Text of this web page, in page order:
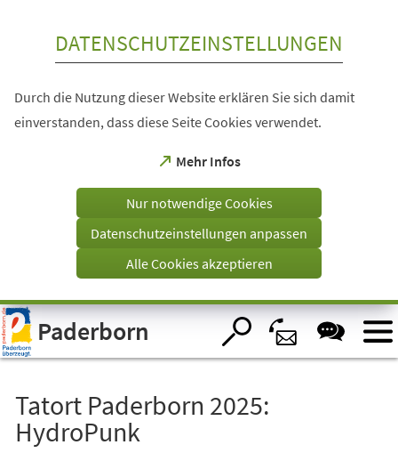
Visuelle
Assistenzsoftware
öffnen.
DATENSCHUTZEINSTELLUNGEN
Durch die Nutzung dieser Website erklären Sie sich damit
einverstanden, dass diese Seite Cookies verwendet.
Mehr Infos
(Öffnet
einem
Tab)
Nur notwendige Cookies
Datenschutzeinstellungen anpassen
Alle Cookies akzeptieren
Paderborn
Tatort Paderborn 2025:
HydroPunk